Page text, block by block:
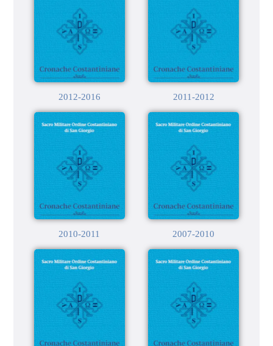
2012-2016 2011-2012
2010-2011 2007-2010